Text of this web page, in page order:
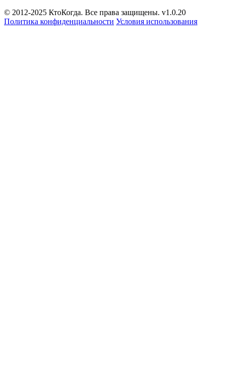
© 2012-2025 КтоКогда. Все права защищены. v1.0.20
Политика конфиденциальности Условия использования